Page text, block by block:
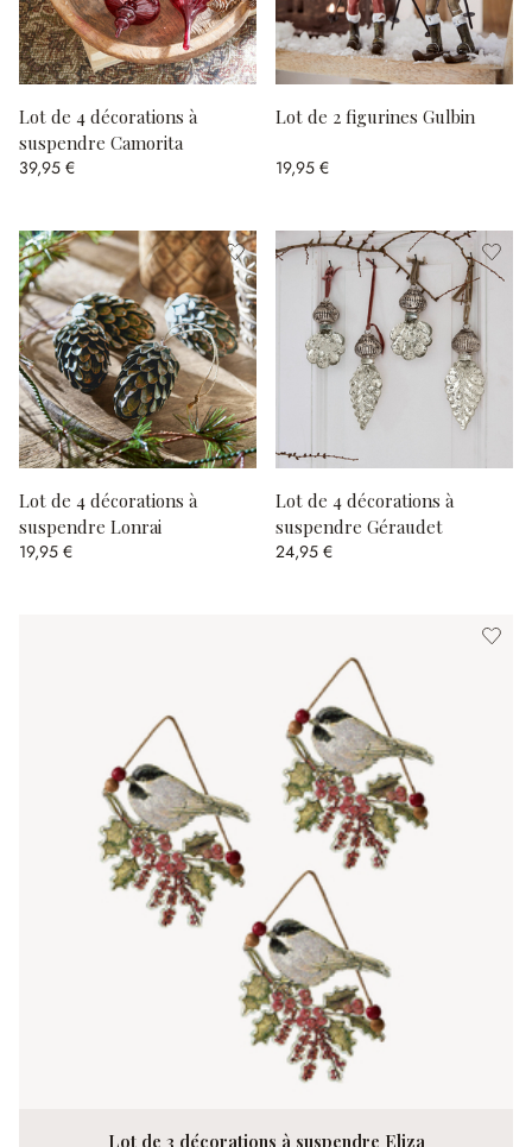
Lot de 4 décorations à
suspendre Camorita
39,95 €
Lot de 2 figurines Gulbin
19,95 €
Lot de 4 décorations à
suspendre Lonrai
19,95 €
Lot de 4 décorations à
suspendre Géraudet
24,95 €
Lot de 3 décorations à suspendre Eliza